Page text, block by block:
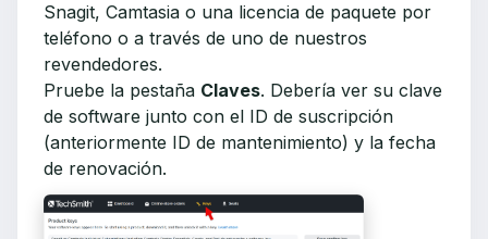
Snagit, Camtasia o una licencia de paquete por
teléfono o a través de uno de nuestros
revendedores.
Pruebe la pestaña Claves. Debería ver su clave
de software junto con el ID de suscripción
(anteriormente ID de mantenimiento) y la fecha
de renovación.